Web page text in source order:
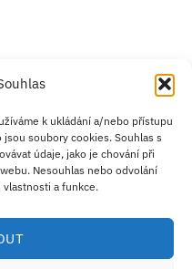
k ukládání a/nebo přístupu
soubory cookies. Souhlas s
údaje, jako je chování při
Nesouhlas nebo odvolání
a funkce.
Apple
Pay
Google
Pay
PayPal
VRÁCENÍ ZBOŽÍ
O NÁS B2B
IMPRINT
ZÁSADY COOKIES
1303 Sofia, Bulharsko